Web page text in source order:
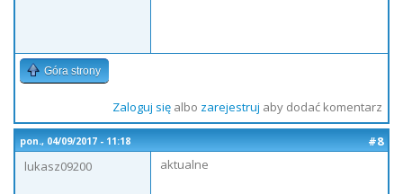
Góra strony
Zaloguj sięalbo zarejestruj aby dodać komentarz
pon., 04/09/2017 - 11:18
#8
lukasz09200
aktualne